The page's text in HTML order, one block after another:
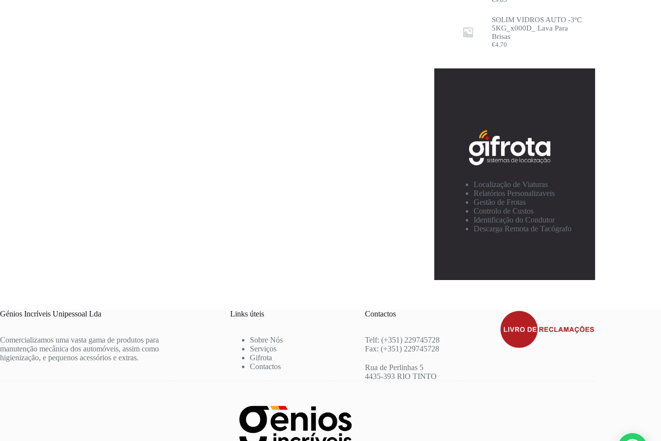
SOLIM VIDROS AUTO -3ºC
5KG_x000D_ Lava Para
Brisas
€4.70
Localização de Viaturas
Relatórios Personalizaveis
Gestão de Frotas
Controlo de Custos
Identificação do Condutor
Descarga Remota de Tacógrafo
Génios Incríveis Unipessoal Lda
Comercializamos uma vasta gama de produtos para
manutenção mecânica dos automóveis, assim como
higienização, e pequenos acessórios e extras.
Links úteis
Sobre Nós
Serviços
Gifrota
Contactos
Contactos
Telf: (+351) 229745728
Fax: (+351) 229745728
Rua de Perlinhas 5
4435-393 RIO TINTO